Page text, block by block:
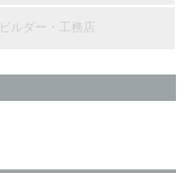
ビルダー・工務店